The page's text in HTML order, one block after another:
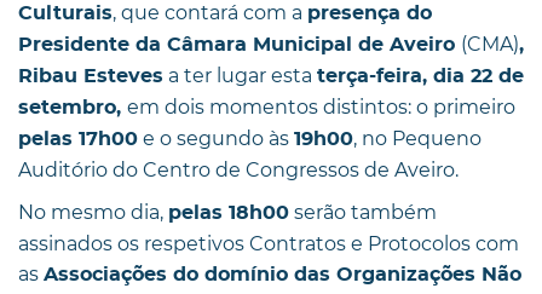
Culturais, que contará com a presença do
Presidente da Câmara Municipal de Aveiro (CMA),
Ribau Esteves a ter lugar esta terça-feira, dia 22 de
setembro, em dois momentos distintos: o primeiro
pelas 17h00 e o segundo às 19h00, no Pequeno
Auditório do Centro de Congressos de Aveiro.
No mesmo dia, pelas 18h00 serão também
assinados os respetivos Contratos e Protocolos com
as Associações do domínio das Organizações Não